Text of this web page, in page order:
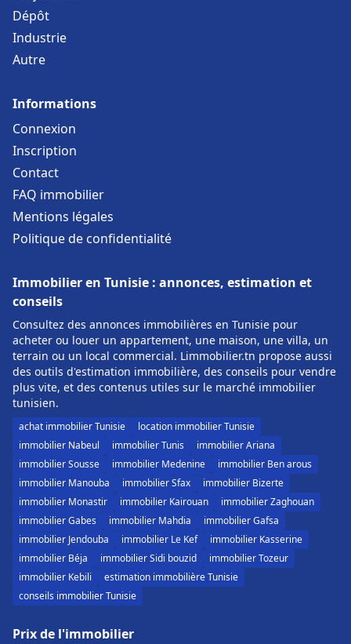
Dépôt
Industrie
Autre
Informations
Connexion
Inscription
Contact
FAQ immobilier
Mentions légales
Politique de confidentialité
Immobilier en Tunisie : annonces, estimation et
conseils
Consultez des annonces immobilières en Tunisie pour
acheter ou louer un appartement, une maison, une villa, un
terrain ou un local commercial. Limmobilier.tn propose aussi
des outils d'estimation immobilière, des conseils pour vendre
plus vite, et des contenus utiles sur le marché immobilier
tunisien.
achat immobilier Tunisie
location immobilier Tunisie
immobilier Nabeul
immobilier Tunis
immobilier Ariana
immobilier Sousse
immobilier Medenine
immobilier Ben arous
immobilier Manouba
immobilier Sfax
immobilier Bizerte
immobilier Monastir
immobilier Kairouan
immobilier Zaghouan
immobilier Gabes
immobilier Mahdia
immobilier Gafsa
immobilier Jendouba
immobilier Le Kef
immobilier Kasserine
immobilier Béja
immobilier Sidi bouzid
immobilier Tozeur
immobilier Kebili
estimation immobilière Tunisie
conseils immobilier Tunisie
Prix de l'immobilier